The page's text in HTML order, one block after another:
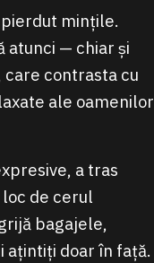
mințile.
atunci — chiar și
contrasta cu
ale oamenilor
a tras
de cerul
bagajele,
ațintiți doar în față.